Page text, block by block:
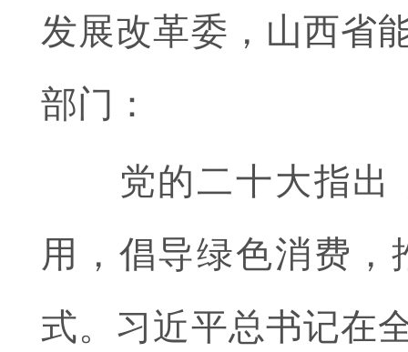
发展改革委，山西省
部门：
党的二十大指出，
用，倡导绿色消费
式。习近平总书记在